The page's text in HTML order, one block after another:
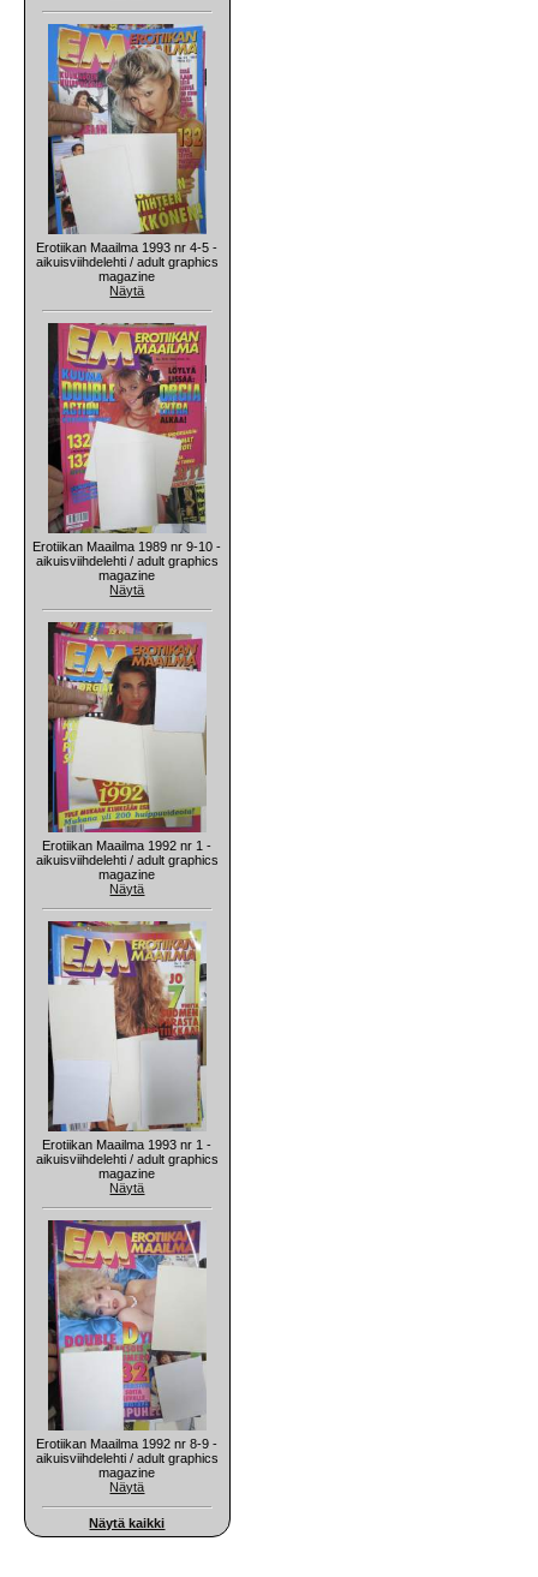
Erotiikan Maailma 1993 nr 4-5 -
aikuisviihdelehti / adult graphics
magazine
Näytä
Erotiikan Maailma 1989 nr 9-10 -
aikuisviihdelehti / adult graphics
magazine
Näytä
Erotiikan Maailma 1992 nr 1 -
aikuisviihdelehti / adult graphics
magazine
Näytä
Erotiikan Maailma 1993 nr 1 -
aikuisviihdelehti / adult graphics
magazine
Näytä
Erotiikan Maailma 1992 nr 8-9 -
aikuisviihdelehti / adult graphics
magazine
Näytä
Näytä kaikki